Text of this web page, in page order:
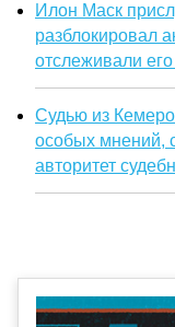
Илон Маск
разблокировал
отслеживали
Судью из
особых мнений,
авторитет